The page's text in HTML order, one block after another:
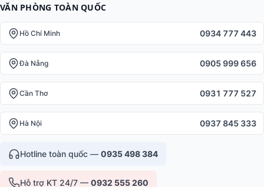
VĂN PHÒNG TOÀN QUỐC
Hồ Chí Minh 0934 777 443
Đà Nẵng 0905 999 656
Cần Thơ 0931 777 527
Hà Nội 0937 845 333
Hotline toàn quốc — 0935 498 384
Hỗ trợ KT 24/7 — 0932 555 260